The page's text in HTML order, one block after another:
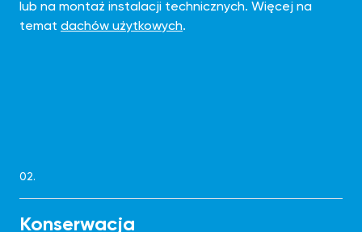
lub na montaż instalacji technicznych. Więcej na
temat dachów użytkowych.
02.
Konserwacja